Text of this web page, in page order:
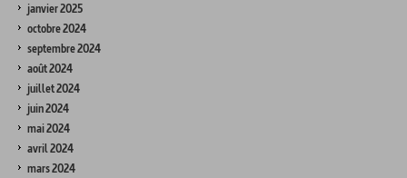
janvier 2025
octobre 2024
septembre 2024
août 2024
juillet 2024
juin 2024
mai 2024
avril 2024
mars 2024